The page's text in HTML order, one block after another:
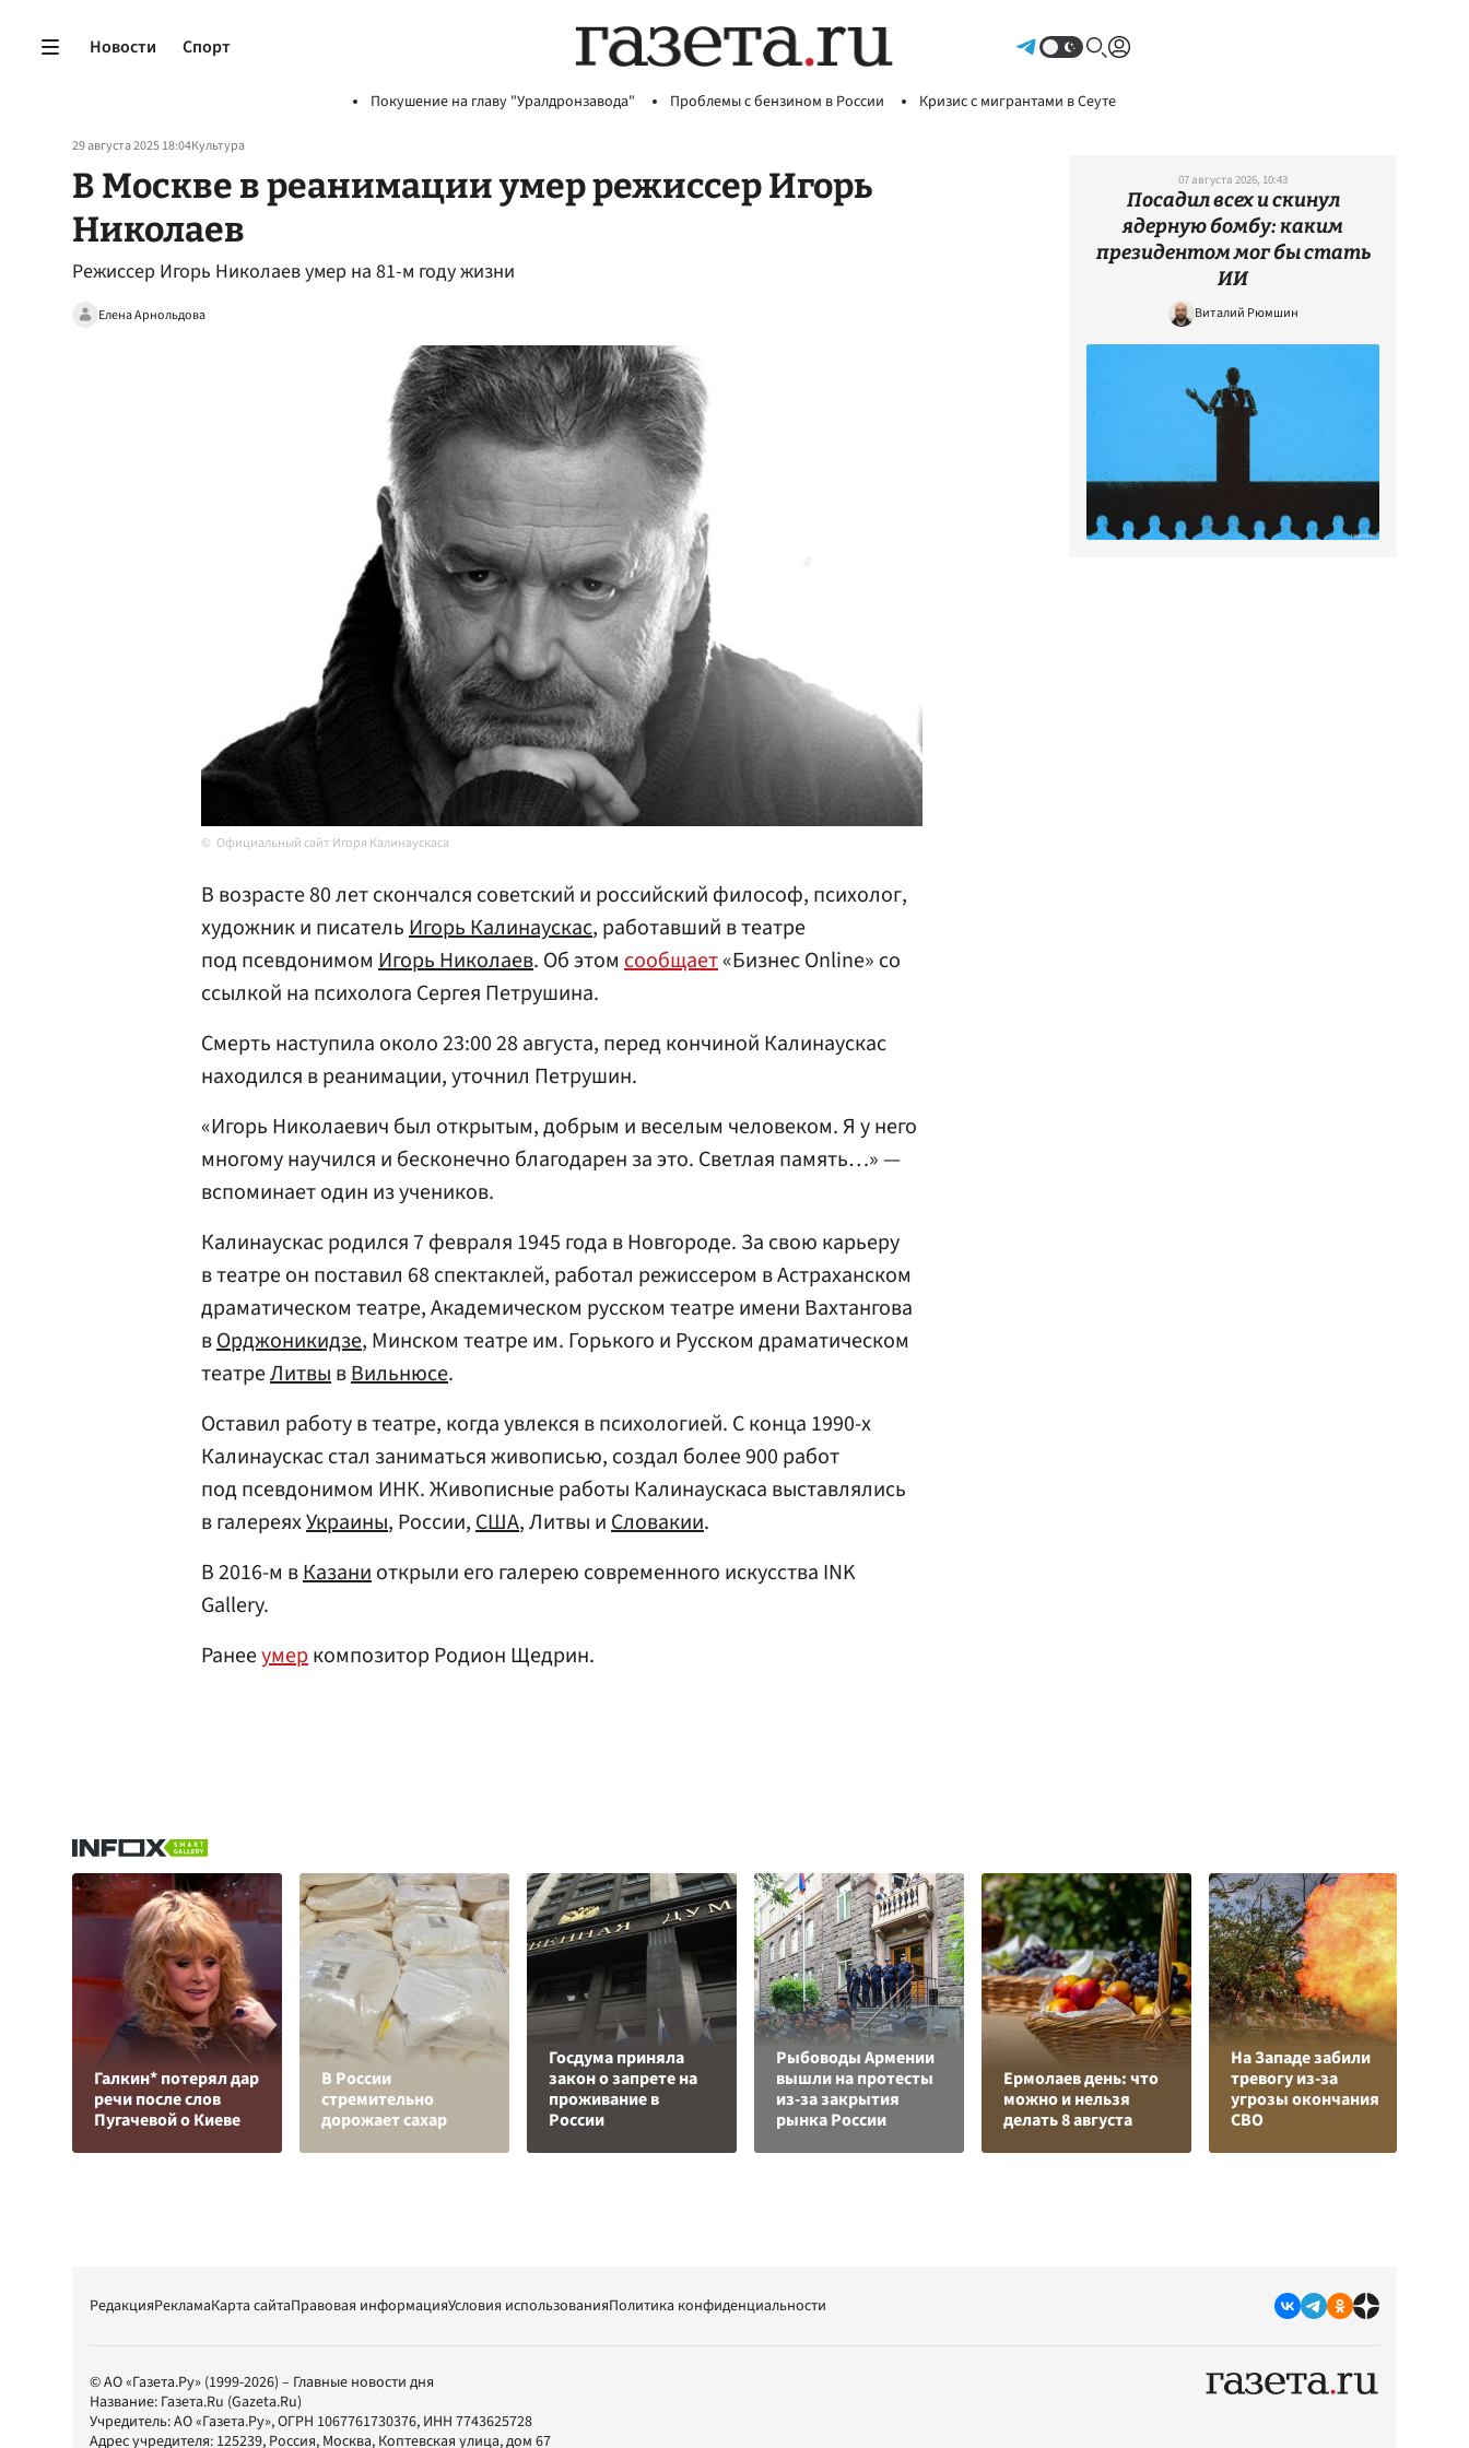
Новости Спорт
Покушение на главу "Уралдронзавода" Проблемы с бензином в России Кризис с мигрантами в Сеуте
29 августа 2025 18:04Культура
В Москве в реанимации умер режиссер Игорь
Николаев
Режиссер Игорь Николаев умер на 81-м году жизни
Елена Арнольдова
Официальный сайт Игоря Калинаускаса
В возрасте 80 лет скончался советский и российский философ, психолог,
художник и писательИгорь Калинаускас, работавший в театре
под псевдонимом Игорь Николаев. Об этом сообщает«Бизнес Online» со
ссылкой на психолога Сергея Петрушина.
Смерть наступила около 23:00 28 августа, перед кончиной Калинаускас
находился в реанимации, уточнил Петрушин.
«Игорь Николаевич был открытым, добрым и веселым человеком. Я у него
многому научился и бесконечно благодарен за это. Светлая память…» —
вспоминает один из учеников.
Калинаускас родился 7 февраля 1945 года в Новгороде. За свою карьеру
в театре он поставил 68 спектаклей, работал режиссером в Астраханском
драматическом театре, Академическом русском театре имени Вахтангова
вОрджоникидзе, Минском театре им. Горького и Русском драматическом
театреЛитвывВильнюсе.
Оставил работу в театре, когда увлекся в психологией. С конца 1990-х
Калинаускас стал заниматься живописью, создал более 900 работ
под псевдонимом ИНК. Живописные работы Калинаускаса выставлялись
в галереяхУкраины, России,США, Литвы иСловакии.
В 2016-м вКазаниоткрыли его галерею современного искусства INK
Gallery.
Ранееумеркомпозитор Родион Щедрин.
07 августа 2026, 10:43
Посадил всех и скинул
ядерную бомбу: каким
президентом мог бы стать
ИИ
Виталий Рюмшин
Галкин* потерял дар
речи после слов
Пугачевой о Киеве
В России
стремительно
дорожает сахар
Госдума приняла
закон о запрете на
проживание в
России
Рыбоводы Армении
вышли на протесты
из-за закрытия
рынка России
Ермолаев день: что
можно и нельзя
делать 8 августа
На Западе забили
тревогу из-за
угрозы окончания
СВО
РедакцияРекламаКарта сайтаПравовая информацияУсловия использованияПолитика конфиденциальности
© АО «Газета.Ру» (1999-2026) – Главные новости дня
Название: Газета.Ru (Gazeta.Ru)
Учредитель:АО «Газета.Ру», ОГРН 1067761730376, ИНН 7743625728
Адрес учредителя: 125239, Россия, Москва, Коптевская улица, дом 67